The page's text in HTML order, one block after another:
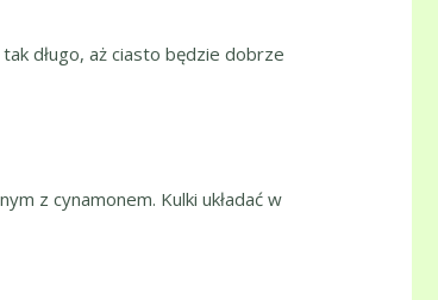
długo, aż ciasto będzie dobrze
z cynamonem. Kulki układać w